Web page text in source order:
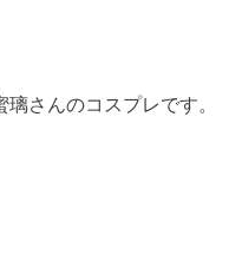
さんのコスプレです。